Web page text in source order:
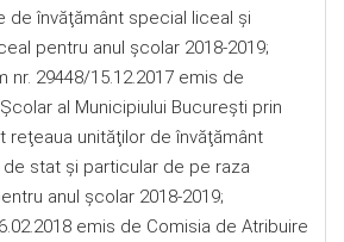
de învăţământ special liceal şi
pentru anul şcolar 2018-2019;
nr. 29448/15.12.2017 emis de
al Municipiului Bucureşti prin
reţeaua unităţilor de învăţământ
stat şi particular de pe raza
anul şcolar 2018-2019;
emis de Comisia de Atribuire